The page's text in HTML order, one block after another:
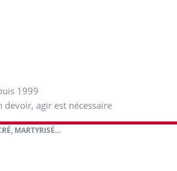
1999
devoir, agir est nécessaire
MARTYRISÉ…